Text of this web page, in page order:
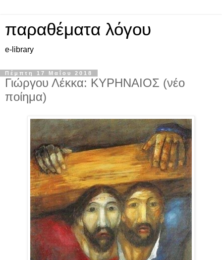
παραθέματα λόγου
e-library
Πέμπτη 17 Μαΐου 2018
Γιώργου Λέκκα: ΚΥΡΗΝΑΙΟΣ (νέο
ποίημα)